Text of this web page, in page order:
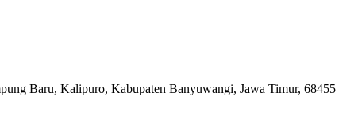
Baru, Kalipuro, Kabupaten Banyuwangi, Jawa Timur, 68455